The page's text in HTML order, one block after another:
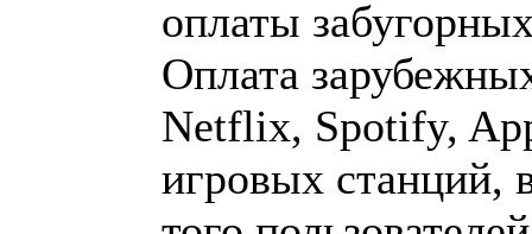
оплаты
Оплата
Netflix, Spotify,
игровых станций,